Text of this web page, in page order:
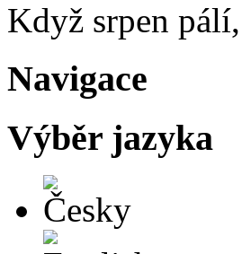
Když srpen
Navigace
Výběr jazyka